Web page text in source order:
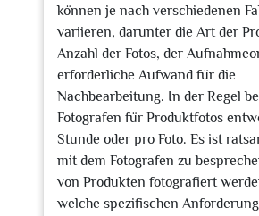
können je nach verschiedenen
variieren, darunter die Art der
Anzahl der Fotos, der
erforderliche Aufwand für die
Nachbearbeitung. In der Regel
Fotografen für Produktfotos
Stunde oder pro Foto. Es ist
mit dem Fotografen zu
von Produkten fotografiert
welche spezifischen